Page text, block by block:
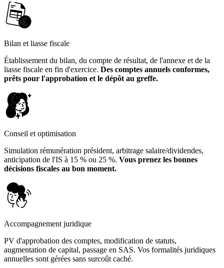
Bilan et liasse fiscale
Établissement du bilan, du compte de résultat, de l'annexe et de la
liasse fiscale en fin d'exercice. Des comptes annuels conformes,
prêts pour l'approbation et le dépôt au greffe.
Conseil et optimisation
Simulation rémunération président, arbitrage salaire/dividendes,
anticipation de l'IS à 15 % ou 25 %. Vous prenez les bonnes
décisions fiscales au bon moment.
Accompagnement juridique
PV d'approbation des comptes, modification de statuts,
augmentation de capital, passage en SAS. Vos formalités juridiques
annuelles sont gérées sans surcoût caché.